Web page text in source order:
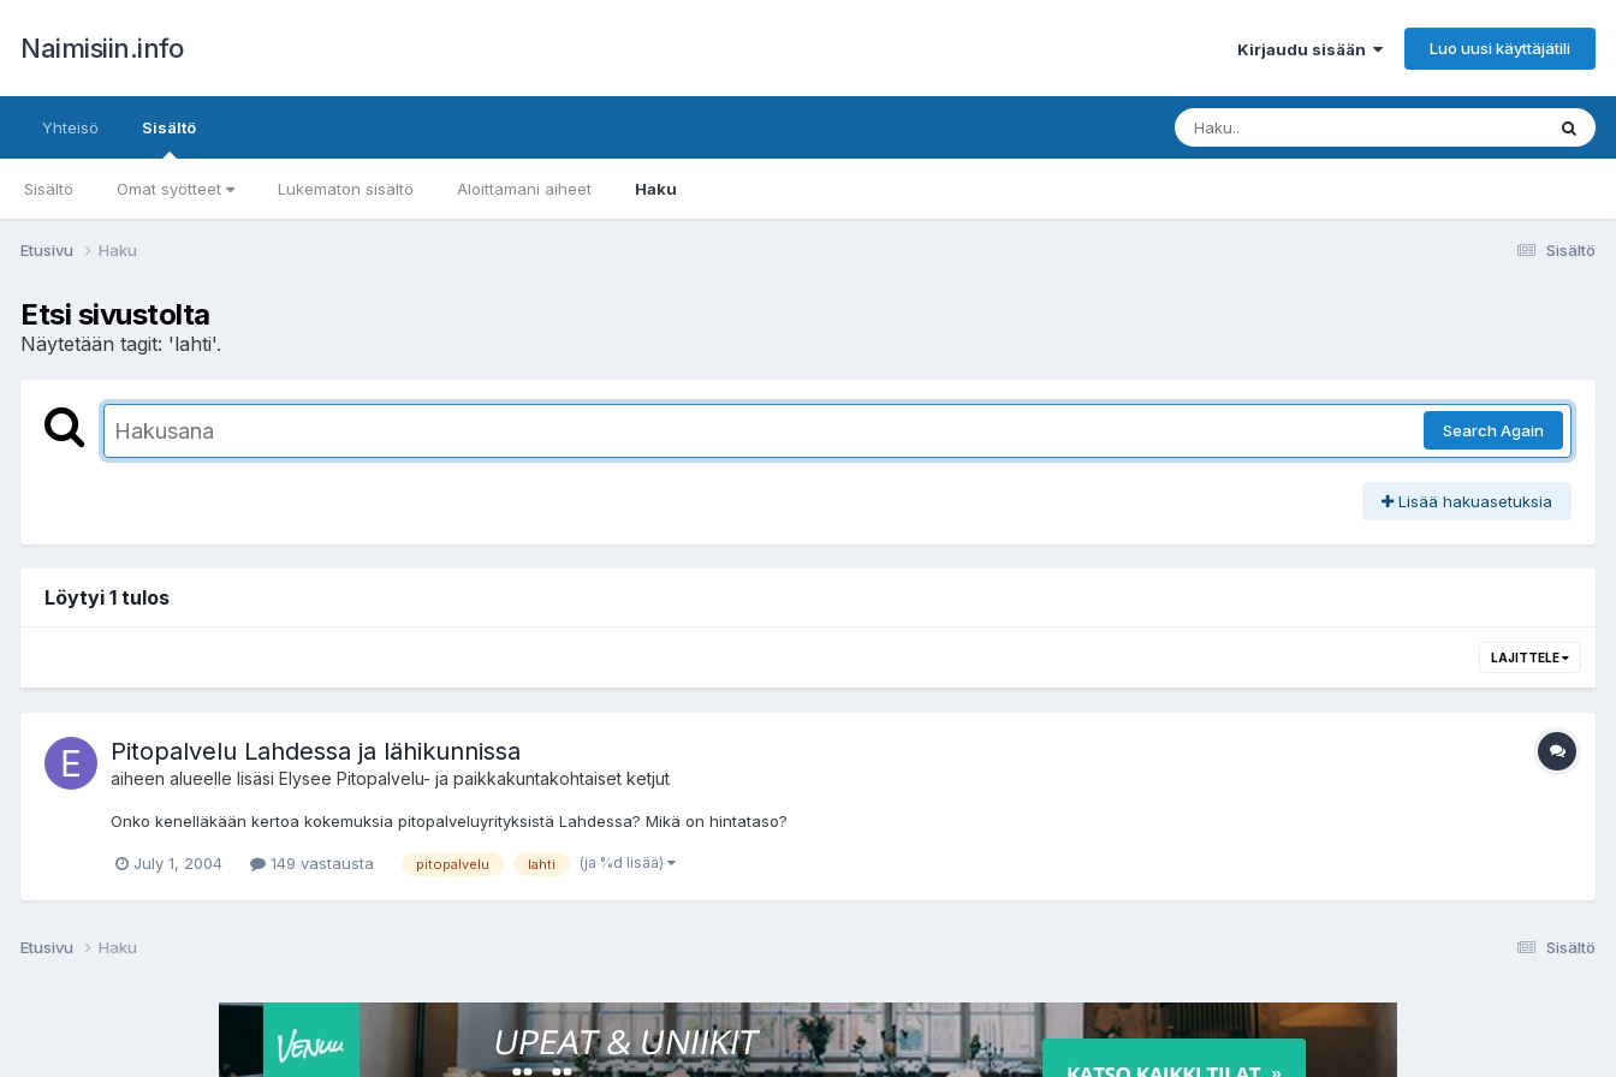
Naimisiin.info Kirjaudu sisään Luo uusi käyttäjätili
Yhteisö Sisältö
Sisältö Omat syötteet Lukematon sisältö Aloittamani aiheet Haku
Sisältö
Etusivu Haku
Etsi sivustolta
Näytetään tagit: 'lahti'.
Search Again
Lisää hakuasetuksia
Löytyi 1 tulos
LAJITTELE
Pitopalvelu Lahdessa ja lähikunnissa
aiheen alueelle lisäsi Elysee Pitopalvelu- ja paikkakuntakohtaiset ketjut
Onko kenelläkään kertoa kokemuksia pitopalveluyrityksistä Lahdessa? Mikä on hintataso?
July 1, 2004 149 vastausta pitopalvelu lahti (ja %d lisää)
Sisältö
Etusivu Haku